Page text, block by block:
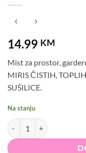
14.99 KM
Mist za prostor,
MIRIS ČISTIH,
SUŠILICE.
Na stanju
LOVE by KO.MODA Soft